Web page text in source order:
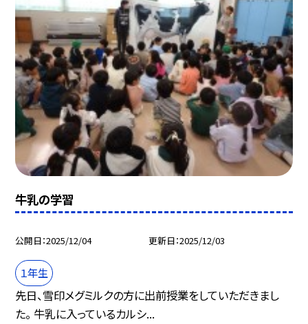
牛乳の学習
公開日 2025/12/04 更新日 2025/12/03
１年生
先日、雪印メグミルクの方に出前授業をしていただきまし
た。 牛乳に入っているカルシ...